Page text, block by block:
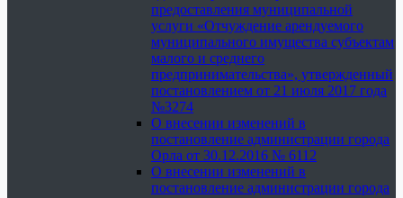
предоставления муниципальной
услуги «Отчуждение арендуемого
муниципального имущества субъектам
малого и среднего
предпринимательства», утвержденный
постановлением от 21 июля 2017 года
№3274
О внесении изменений в
постановление администрации города
Орла от 30.12.2016 № 6112
О внесении изменений в
постановление администрации города